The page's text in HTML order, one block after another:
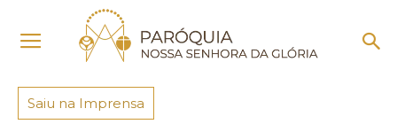
Saiu na Imprensa
Saiu na Imprensa